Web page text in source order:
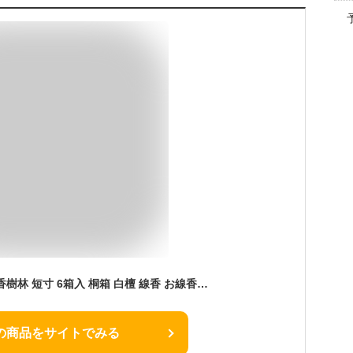
【送料無料】玉初堂 香樹林 短寸 6箱入 桐箱 白檀 線香 お線香 贈答用 進物 ギフト 贈り物 お供え 新盆見舞い お盆 初盆 お中元 喪中見舞い 喪中お見舞い お彼岸 御供 法要 法事 葬儀 仏壇 一回忌 お悔やみ 御霊前 仏前 送る 御供え 香典 ご進物
商品をサイトでみる